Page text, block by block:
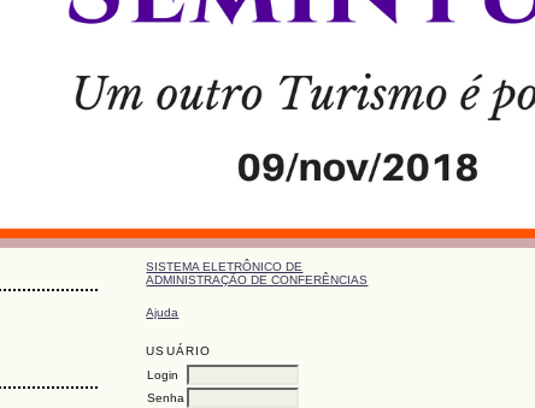
SISTEMA ELETRÔNICO DE
ADMINISTRAÇÃO DE CONFERÊNCIAS
Ajuda
USUÁRIO
Login
Senha